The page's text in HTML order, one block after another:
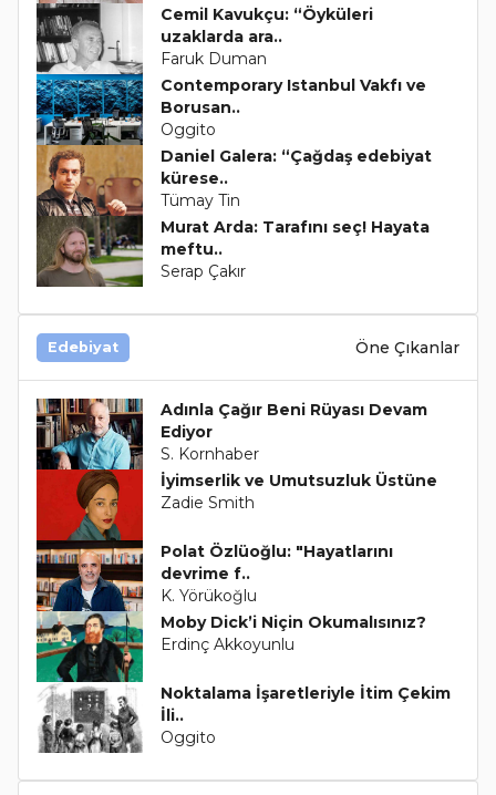
Cemil Kavukçu: “Öyküleri
uzaklarda ara..
Faruk Duman
Contemporary Istanbul Vakfı ve
Borusan..
Oggito
Daniel Galera: “Çağdaş edebiyat
kürese..
Tümay Tin
Murat Arda: Tarafını seç! Hayata
meftu..
Serap Çakır
Edebiyat Öne Çıkanlar
Adınla Çağır Beni Rüyası Devam
Ediyor
S. Kornhaber
İyimserlik ve Umutsuzluk Üstüne
Zadie Smith
Polat Özlüoğlu: "Hayatlarını
devrime f..
K. Yörükoğlu
Moby Dick’i Niçin Okumalısınız?
Erdinç Akkoyunlu
Noktalama İşaretleriyle İtim Çekim
İli..
Oggito